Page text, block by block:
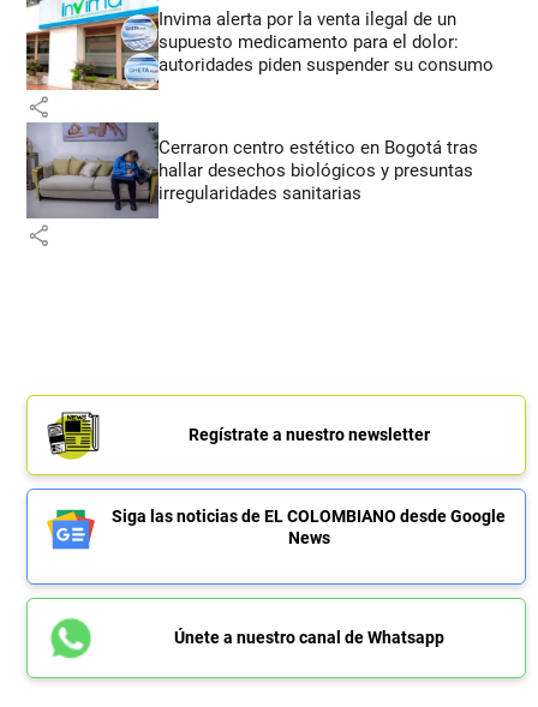
Invima alerta por la venta ilegal de un
supuesto medicamento para el dolor:
autoridades piden suspender su consumo
share
Cerraron centro estético en Bogotá tras
hallar desechos biológicos y presuntas
irregularidades sanitarias
share
Regístrate a nuestro newsletter
Siga las noticias de EL COLOMBIANO desde Google
News
Únete a nuestro canal de Whatsapp